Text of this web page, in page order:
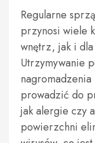
Regularne
przynosi wiele
wnętrz, jak i
Utrzymywanie
prowadzić do
jak alergie czy
powierzchni